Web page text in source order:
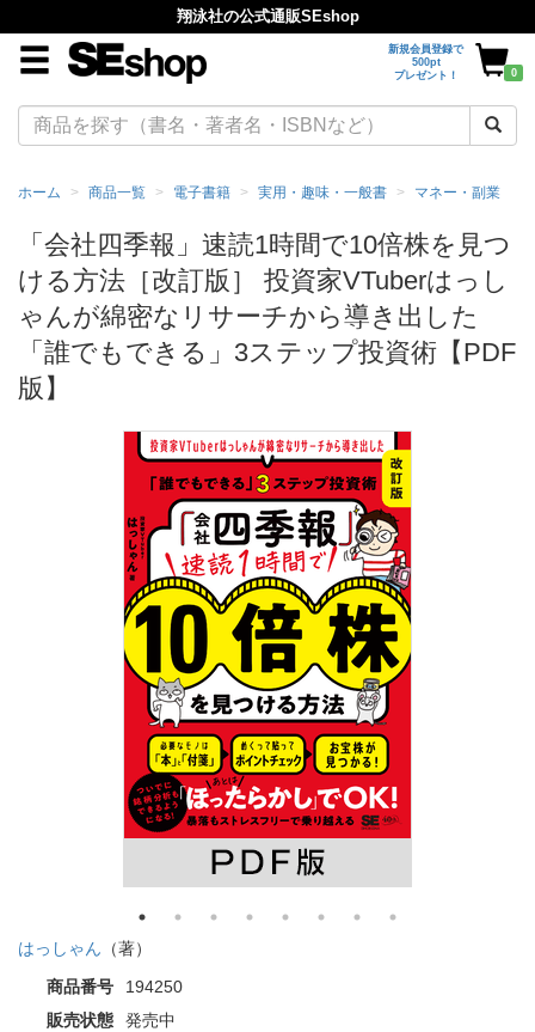
翔泳社の公式通販SEshop
新規会員登録で
500pt
プレゼント！
0
ホーム 商品一覧 電子書籍 実用・趣味・一般書 マネー・副業
「会社四季報」速読1時間で10倍株を見つ
ける方法［改訂版］ 投資家VTuberはっし
ゃんが綿密なリサーチから導き出した
「誰でもできる」3ステップ投資術【PDF
版】
はっしゃん （著）
商品番号
194250
販売状態
発売中